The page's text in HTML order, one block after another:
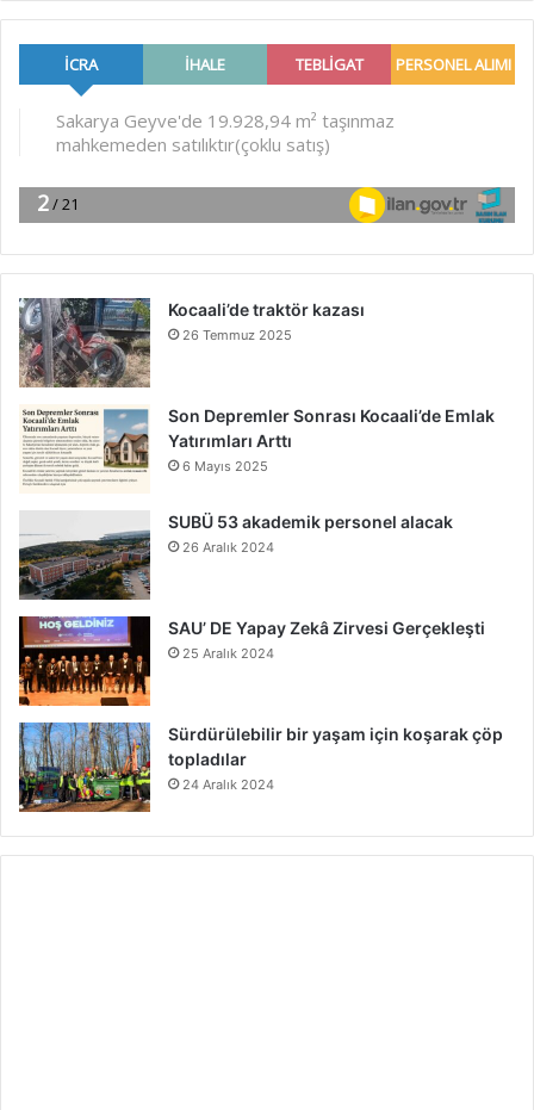
Kocaali’de traktör kazası
26 Temmuz 2025
Son Depremler Sonrası Kocaali’de Emlak
Yatırımları Arttı
6 Mayıs 2025
SUBÜ 53 akademik personel alacak
26 Aralık 2024
SAU’ DE Yapay Zekâ Zirvesi Gerçekleşti
25 Aralık 2024
Sürdürülebilir bir yaşam için koşarak çöp
topladılar
24 Aralık 2024